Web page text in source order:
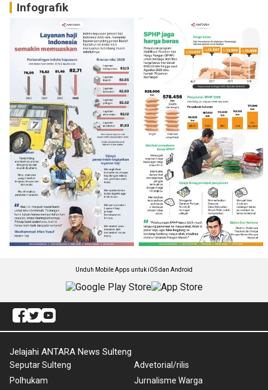
Infografik
Unduh Mobile Apps untuk iOS dan Android
Jelajahi ANTARA News Sulteng
Seputar Sulteng
Polhukam
Advetorial/rilis
Jurnalisme Warga